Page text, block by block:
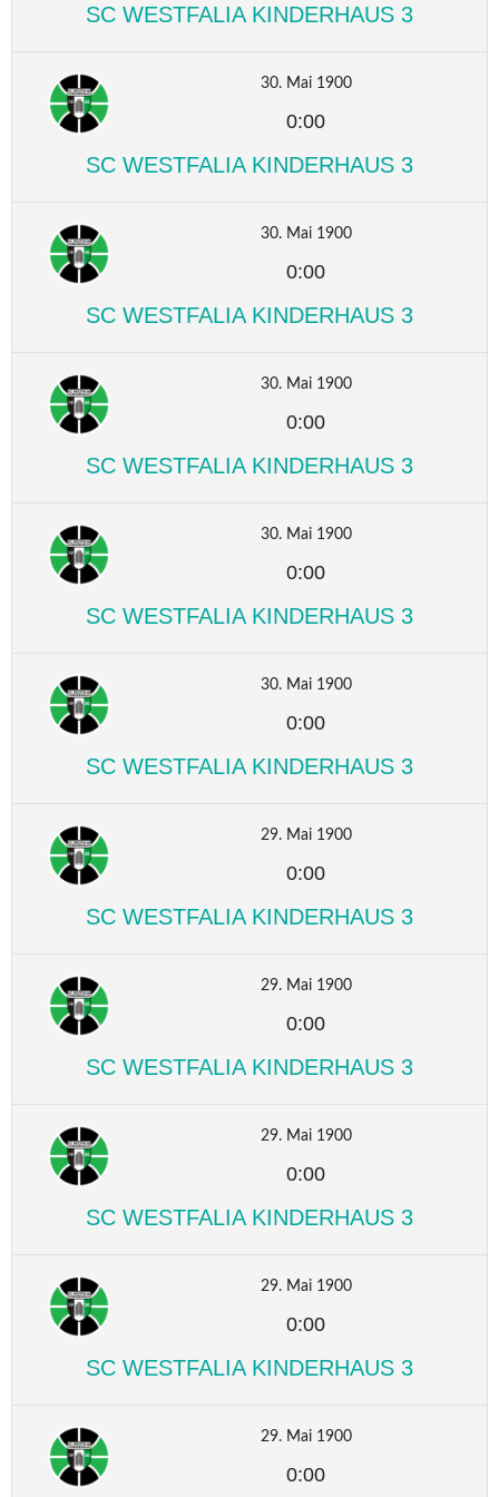
SC WESTFALIA KINDERHAUS 3
30. Mai 1900
0:00
SC WESTFALIA KINDERHAUS 3
30. Mai 1900
0:00
SC WESTFALIA KINDERHAUS 3
30. Mai 1900
0:00
SC WESTFALIA KINDERHAUS 3
30. Mai 1900
0:00
SC WESTFALIA KINDERHAUS 3
30. Mai 1900
0:00
SC WESTFALIA KINDERHAUS 3
29. Mai 1900
0:00
SC WESTFALIA KINDERHAUS 3
29. Mai 1900
0:00
SC WESTFALIA KINDERHAUS 3
29. Mai 1900
0:00
SC WESTFALIA KINDERHAUS 3
29. Mai 1900
0:00
SC WESTFALIA KINDERHAUS 3
29. Mai 1900
0:00